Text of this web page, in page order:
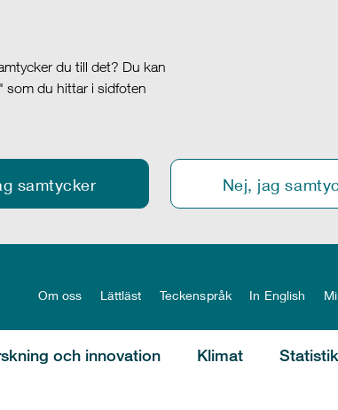
du till det? Du kan
som du hittar i sidfoten
samtycker Nej, jag
Om oss Lättläst Teckenspråk In English
och innovation Klimat Statistik